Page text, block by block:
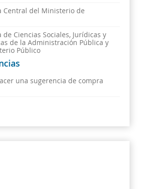
Central del Ministerio de
de Ciencias Sociales, Jurídicas y
de la Administración Pública y
Público
una sugerencia de compra